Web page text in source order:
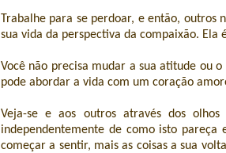
Trabalhe para se perdoar, e então, outros
sua vida da perspectiva da compaixão.
Você não precisa mudar a sua atitude ou
pode abordar a vida com um coração
Veja-se e aos outros através dos
independentemente de como isto
começar a sentir, mais as coisas a sua